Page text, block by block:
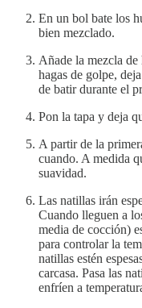
En un bol bate los
bien mezclado.
Añade la mezcla
hagas de golpe,
de batir durante el
Pon la tapa y deja
A partir de la
cuando. A medida
suavidad.
Las natillas irán
Cuando lleguen a
media de cocción)
para controlar la
natillas estén
carcasa. Pasa las
enfríen a